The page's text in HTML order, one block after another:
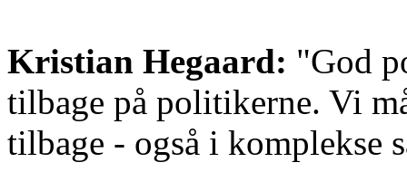
Kristian Hegaard: "God
tilbage på politikerne. Vi
tilbage - også i komplekse